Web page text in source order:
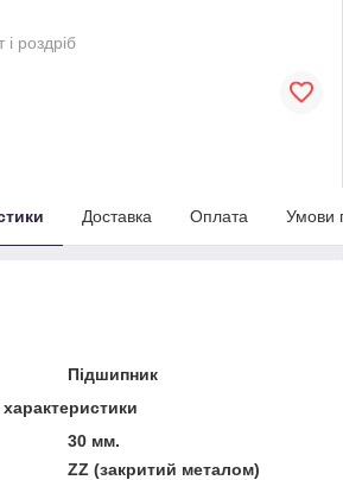
і роздріб
Доставка Оплата Умови
Підшипник
30 мм.
ZZ (закритий металом)